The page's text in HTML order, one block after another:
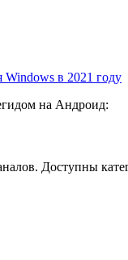
в 2021 году
на Андроид:
Доступны